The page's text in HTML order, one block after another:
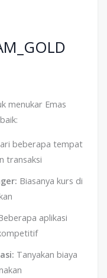
menukar Emas
beberapa tempat
transaksi
Biasanya kurs di
aplikasi
Tanyakan biaya